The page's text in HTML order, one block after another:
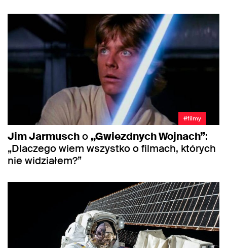
#filmy
Jim Jarmuscho „Gwiezdnych Wojnach”:
„Dlaczego wiem wszystko o filmach, których
nie widziałem?”